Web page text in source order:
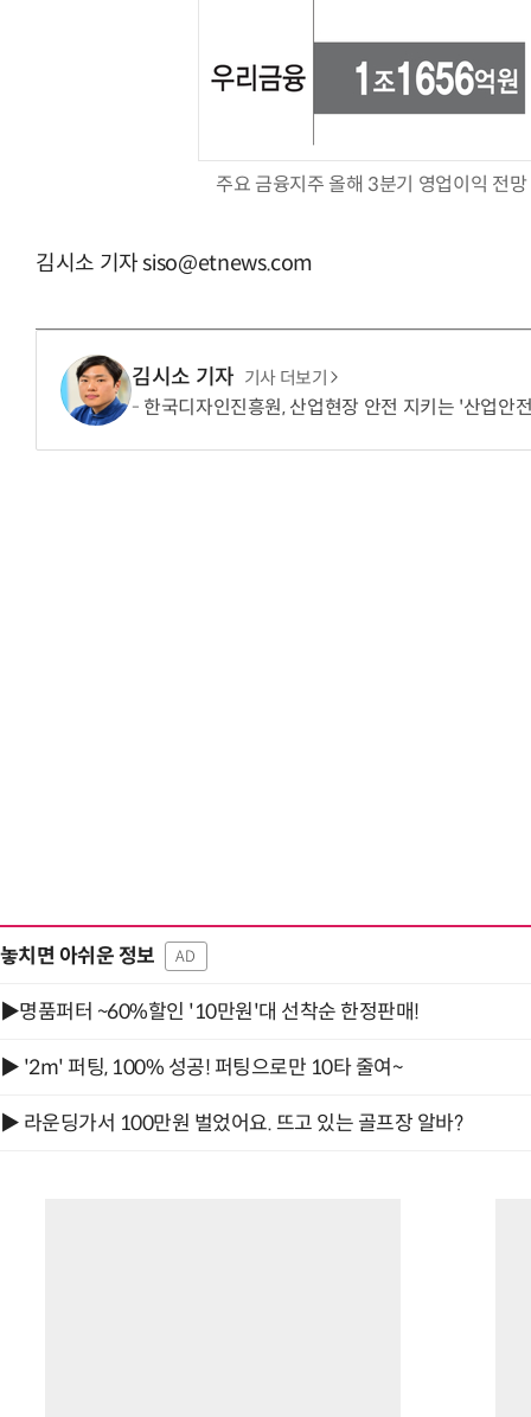
주요 금융지주 올해 3분기 영업이익 전
김시소 기자 siso@etnews.com
김시소 기자 기사 더보기
한국디자인진흥원, 산업현장 안전 지키는 '산업안
놓치면 아쉬운 정보 AD
▶명품퍼터 ~60%할인 '10만원'대 선착순 한정판매!
▶ '2m' 퍼팅, 100% 성공! 퍼팅으로만 10타 줄여~
▶ 라운딩가서 100만원 벌었어요. 뜨고 있는 골프장 알바?